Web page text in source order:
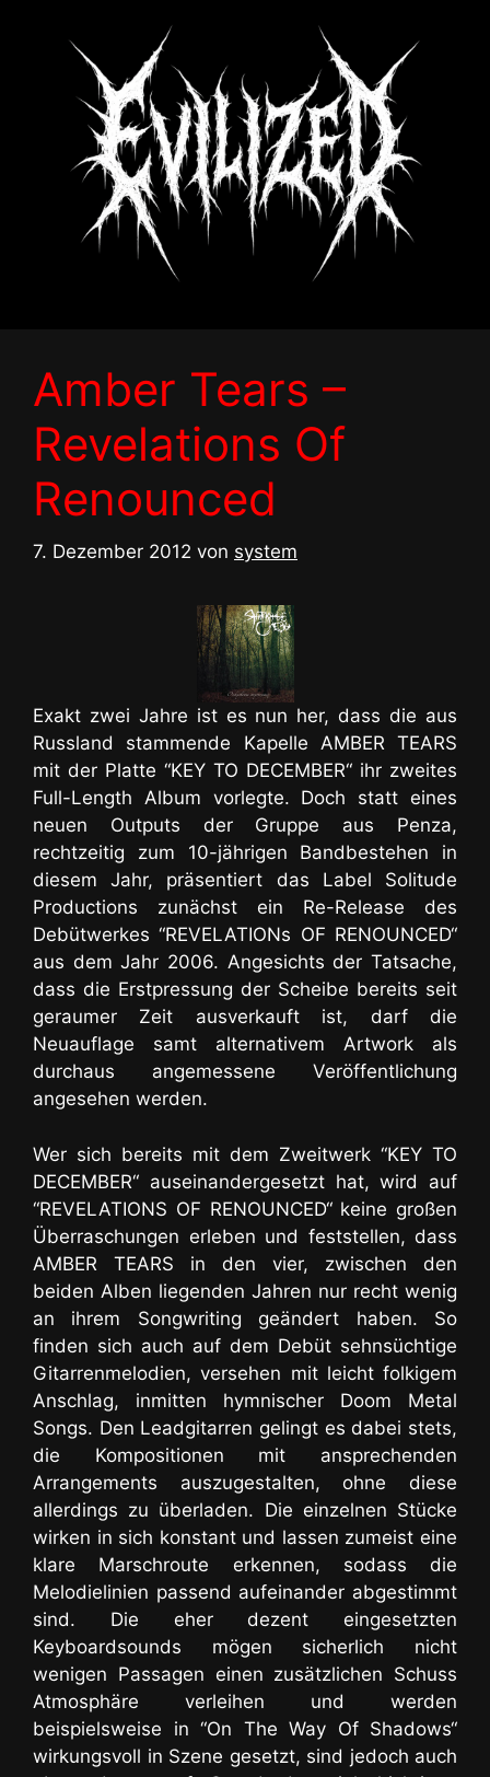
Amber Tears –
Revelations Of
Renounced
7. Dezember 2012 von system
Exakt zwei Jahre ist es nun her, dass die aus
Russland stammende Kapelle AMBER TEARS
mit der Platte “KEY TO DECEMBER“ ihr zweites
Full-Length Album vorlegte. Doch statt eines
neuen Outputs der Gruppe aus Penza,
rechtzeitig zum 10-jährigen Bandbestehen in
diesem Jahr, präsentiert das Label Solitude
Productions zunächst ein Re-Release des
Debütwerkes “REVELATIONs OF RENOUNCED“
aus dem Jahr 2006. Angesichts der Tatsache,
dass die Erstpressung der Scheibe bereits seit
geraumer Zeit ausverkauft ist, darf die
Neuauflage samt alternativem Artwork als
durchaus angemessene Veröffentlichung
angesehen werden.
Wer sich bereits mit dem Zweitwerk “KEY TO
DECEMBER“ auseinandergesetzt hat, wird auf
“REVELATIONS OF RENOUNCED“ keine großen
Überraschungen erleben und feststellen, dass
AMBER TEARS in den vier, zwischen den
beiden Alben liegenden Jahren nur recht wenig
an ihrem Songwriting geändert haben. So
finden sich auch auf dem Debüt sehnsüchtige
Gitarrenmelodien, versehen mit leicht folkigem
Anschlag, inmitten hymnischer Doom Metal
Songs. Den Leadgitarren gelingt es dabei stets,
die Kompositionen mit ansprechenden
Arrangements auszugestalten, ohne diese
allerdings zu überladen. Die einzelnen Stücke
wirken in sich konstant und lassen zumeist eine
klare Marschroute erkennen, sodass die
Melodielinien passend aufeinander abgestimmt
sind. Die eher dezent eingesetzten
Keyboardsounds mögen sicherlich nicht
wenigen Passagen einen zusätzlichen Schuss
Atmosphäre verleihen und werden
beispielsweise in “On The Way Of Shadows“
wirkungsvoll in Szene gesetzt, sind jedoch auch